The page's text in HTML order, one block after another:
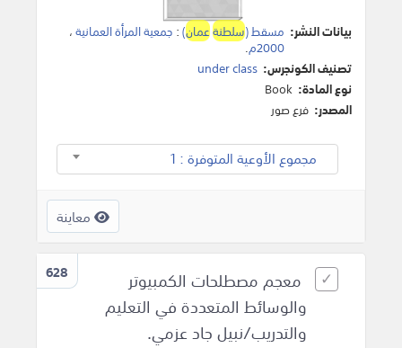
بيانات النشر: مسقط (سلطنةعمان)
: جمعية المرأة العمانية،
2000م .
تصنيف الكونجرس: under class
نوع المادة: Book
المصدر: فرع صور
مجموع الأوعية المتوفرة : 1
معاينة
628
معجم مصطلحات الكمبيوتر
والوسائط المتعددة في التعليم
والتدريب/نبيل جاد عزمي.